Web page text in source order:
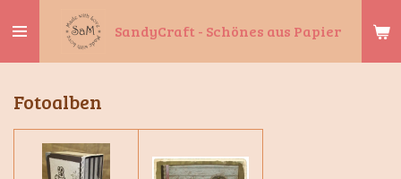
Hauptinhalt
springen
SandyCraft - Schönes aus Papier
Fotoalben